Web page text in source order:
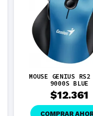
MOUSE GENIUS RS2
9000S BLUE
$12.361
COMPRAR